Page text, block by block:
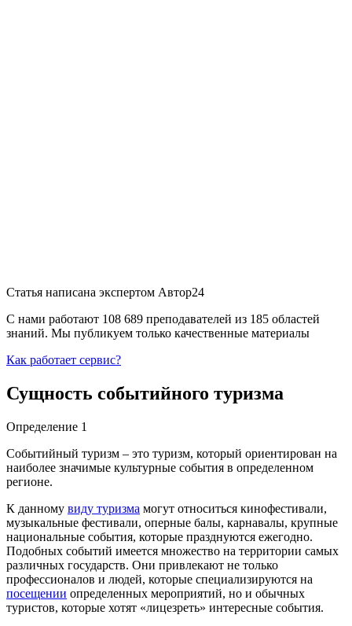
Статья написана экспертом Автор24
С нами работают 108 689 преподавателей из 185 областей
знаний. Мы публикуем только качественные материалы
Как работает сервис?
Сущность событийного туризма
Определение 1
Событийный туризм – это туризм, который ориентирован на
наиболее значимые культурные события в определенном
регионе.
К данному виду туризма могут относиться кинофестивали,
музыкальные фестивали, оперные балы, карнавалы, крупные
национальные события, которые празднуются ежегодно.
Подобных событий имеется множество на территории самых
различных государств. Они привлекают не только
профессионалов и людей, которые специализируются на
посещении определенных мероприятий, но и обычных
туристов, которые хотят «лицезреть» интересные события.